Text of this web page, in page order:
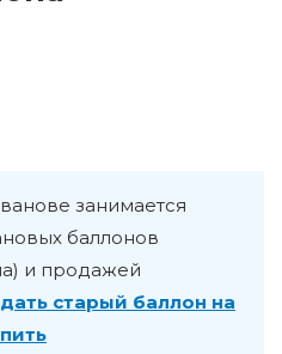
занимается
баллонов
и продажей
старый баллон на